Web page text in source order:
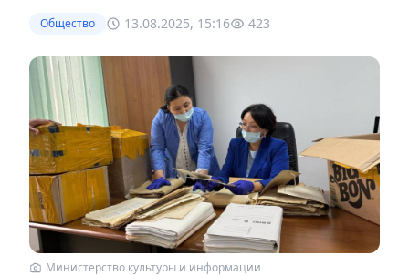
Общество 13.08.2025, 15:16 423
Министерство культуры и информации